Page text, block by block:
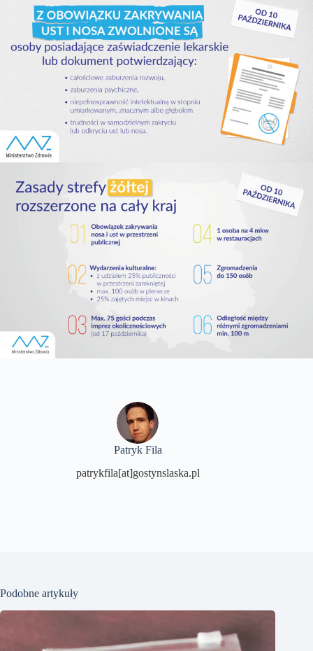
Patryk Fila
patrykfila[at]gostynslaska.pl
Podobne artykuły